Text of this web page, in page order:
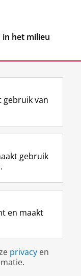
het milieu
R
S
-
f
e
R
k
s
u
I
n
t
r
m
c
c
o
Y
o
T
e
k
a
a
gebruik van
gebruik
en maakt
privacy en